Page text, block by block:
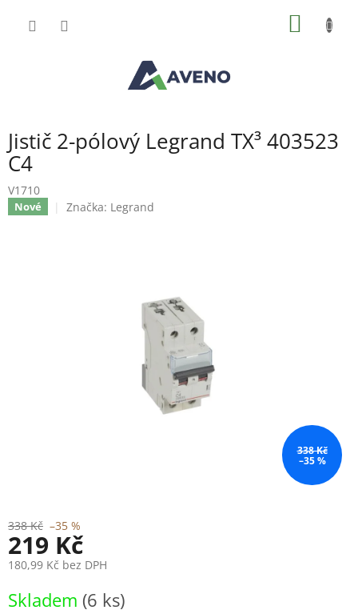
Jistič 2-pólový Legrand TX³ 403523
C4
V1710
Nové Značka: Legrand
338 Kč
–35 %
338 Kč –35 %
219 Kč
180,99 Kč bez DPH
cena:
Skladem (6 ks)